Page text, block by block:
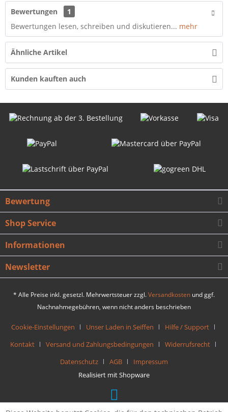
Bewertungen
1
Bewertungen lesen, schreiben und diskutieren... mehr
Ähnliche Artikel
Kunden kauften auch
Bewertung
Shop Service
Informationen
Newsletter
* Alle Preise inkl. gesetzl. Mehrwertsteuer zzgl.Versandkosten und ggf.
Nachnahmegebühren, wenn nicht anders beschrieben
Cookie-Einstellungen Unser Laden in Seiffen
Hilfe / Support
Kontakt
Versand und Zahlungsbedingungen
Widerrufsrecht
Datenschutz
AGB
Impressum
Realisiert mit Shopware